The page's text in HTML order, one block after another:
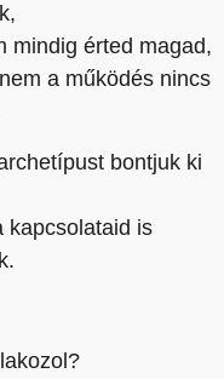
mindig érted magad,
a működés nincs
bontjuk ki
kapcsolataid is